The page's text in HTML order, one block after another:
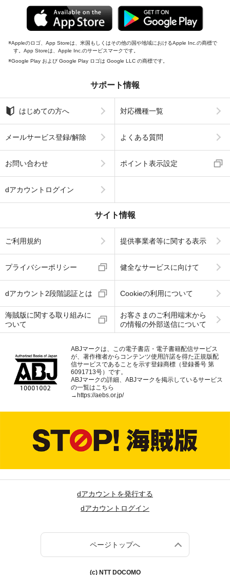
Appleのロゴ、App Storeは、米国もしくはその他の国や地域におけるApple Inc.の商標で
す。App Storeは、Apple Inc.のサービスマークです。
Google Play および Google Play ロゴは Google LLC の商標です。
サポート情報
はじめての方へ 対応機種一覧
メールサービス登録/解除 よくある質問
お問い合わせ ポイント表示設定
dアカウントログイン
サイト情報
ご利用規約 提供事業者等に関する表示
プライバシーポリシー 健全なサービスに向けて
dアカウント2段階認証とは Cookieの利用について
海賊版に関する取り組みに
ついて
お客さまのご利用端末から
の情報の外部送信について
ABJマークは、この電子書店・電子書籍配信サービス
が、著作権者からコンテンツ使用許諾を得た正規版配
信サービスであることを示す登録商標（登録番号 第
6091713号）です。
ABJマークの詳細、ABJマークを掲示しているサービス
の一覧はこちら
→ https://aebs.or.jp/
dアカウントを発行する
dアカウントログイン
ページトップへ
(c) NTT DOCOMO